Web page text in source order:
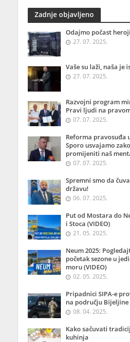
Zadnje objavljeno
Odajmo počast
27. 07. 2025.
Vaše su laži, naša je
27. 07. 2025.
Razvojni program
Pravi ljudi na
07. 07. 2025.
Reforma pravosuđa
Sporo usvajamo
promijeniti naš
07. 07. 2025.
Spremni smo da
državu!
06. 07. 2025.
Put od Mostara do
i Stoca (VIDEO)
21. 05. 2025.
Neum 2025:
početak sezone u
moru (VIDEO)
02. 05. 2025.
Pripadnici SIPA-e
na području
08. 04. 2025.
Kako sačuvati
kuhinja